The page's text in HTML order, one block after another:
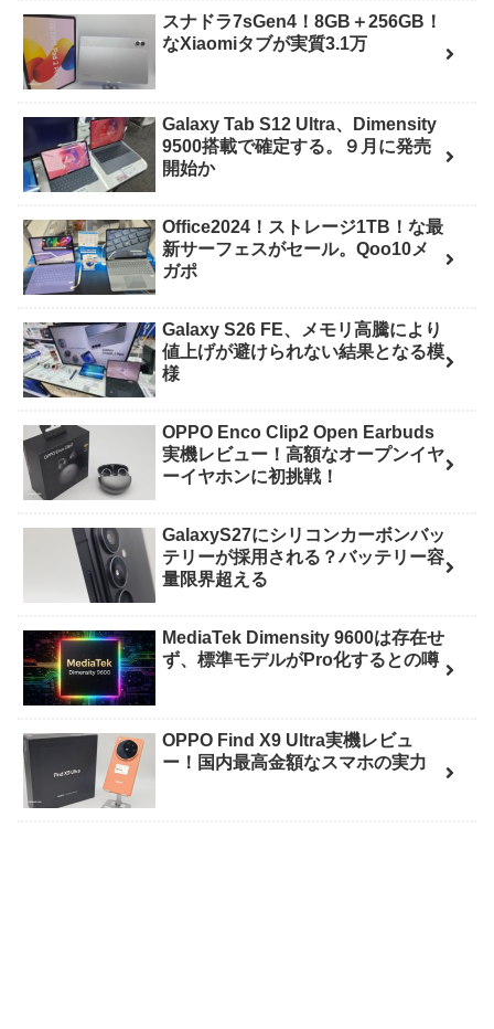
スナドラ7sGen4！8GB＋256GB！
なXiaomiタブが実質3.1万
Galaxy Tab S12 Ultra、Dimensity
9500搭載で確定する。９月に発売
開始か
Office2024！ストレージ1TB！な最
新サーフェスがセール。Qoo10メ
ガポ
Galaxy S26 FE、メモリ高騰により
値上げが避けられない結果となる模
様
OPPO Enco Clip2 Open Earbuds
実機レビュー！高額なオープンイヤ
ーイヤホンに初挑戦！
GalaxyS27にシリコンカーボンバッ
テリーが採用される？バッテリー容
量限界超える
MediaTek Dimensity 9600は存在せ
ず、標準モデルがPro化するとの噂
OPPO Find X9 Ultra実機レビュ
ー！国内最高金額なスマホの実力